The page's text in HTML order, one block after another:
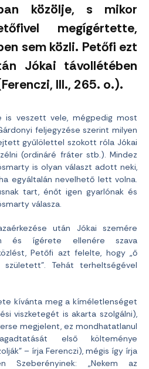
közölje, s mikor
megígértette,
sem közli. Petőfi ezt
Jókai távollétében
III., 265. o.).
is veszett vele, mégpedig most
feljegyzése szerint milyen
gyűlölettel szokott róla Jókai
(ordináré fráter stb.). Mindez
is olyan választ adott neki,
egyáltalán nevelhető lett volna.
tart, énőt igen gyarlónak és
válasza.
után Jókai szemére
és ígérete ellenére szava
Petőfi azt felelte, hogy „ő
Tehát terheltségével
kívánta meg a kíméletlenséget
viszketegét is akarta szolgálni),
megjelent, ez mondhatatlanul
első költeménye
– írja Ferenczi), mégis így írja
Szeberényinek: „Nekem az